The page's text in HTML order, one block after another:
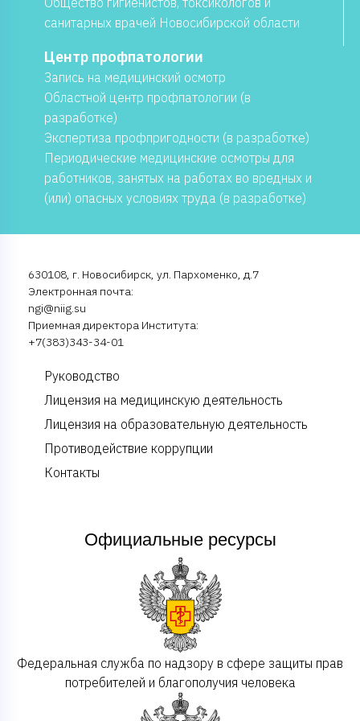
санитарных врачей Новосибирской области
Центр профпатологии
Запись на медицинский осмотр
Областной центр профпатологии (в
разработке)
Экспертиза профпригодности (в разработке)
Периодические медицинские осмотры для
работников, занятых на работах во вредных и
(или) опасных условиях труда (в разработке)
630108, г. Новосибирск, ул. Пархоменко, д.7
Электронная почта:
ngi@niig.su
Приемная директора Института:
+7(383)343-34-01
Руководство
Лицензия на медицинскую деятельность
Лицензия на образовательную деятельность
Противодействие коррупции
Контакты
Официальные ресурсы
Федеральная служба по надзору в сфере защиты прав
потребителей и благополучия человека